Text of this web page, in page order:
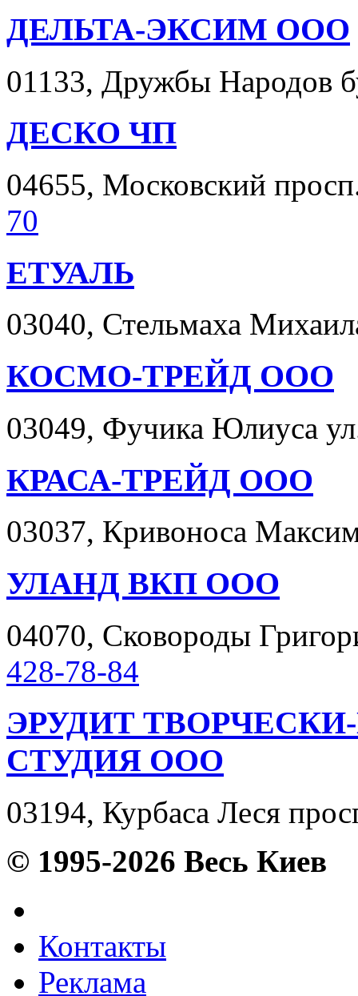
ДЕЛЬТА-ЭКСИМ ООО
01133, Дружбы Народов
ДЕСКО ЧП
04655, Московский
70
ЕТУАЛЬ
03040, Стельмаха
КОСМО-ТРЕЙД ООО
03049, Фучика Юлиуса
КРАСА-ТРЕЙД ООО
03037, Кривоноса
УЛАНД ВКП ООО
04070, Сковороды
428-78-84
ЭРУДИТ
СТУДИЯ ООО
03194, Курбаса Леся
© 1995-2026 Весь Киев
Контакты
Реклама